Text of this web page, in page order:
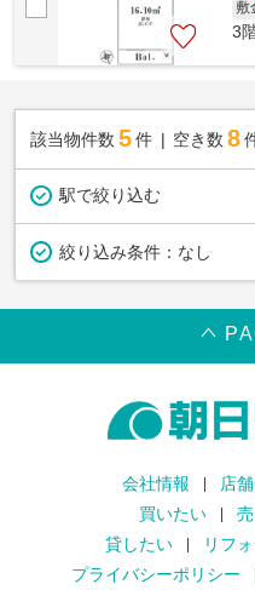
敷
3
該当物件数 5件 空き数 8
駅で絞り込む
絞り込み条件： なし
会社情報 店
買いたい
貸したい
リフ
プライバシーポリシー